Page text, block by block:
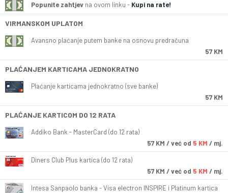
Popunite zahtjev na ovom linku - Kupi na rate!
VIRMANSKOM UPLATOM
Avansno plaćanje putem banke na osnovu predračuna
57 KM
PLAĆANJEM KARTICAMA JEDNOKRATNO
Plaćanje karticama jednokratno (sve banke)
57 KM
PLAĆANJE KARTICOM DO 12 RATA
Addiko Bank - MasterCard (do 12 rata)
57 KM / već od 5 KM / mj.
Diners Club Plus kartica (do 12 rata)
57 KM / već od 5 KM / mj.
Intesa Sanpaolo banka - Visa electron INSPIRE i Platinum kartica